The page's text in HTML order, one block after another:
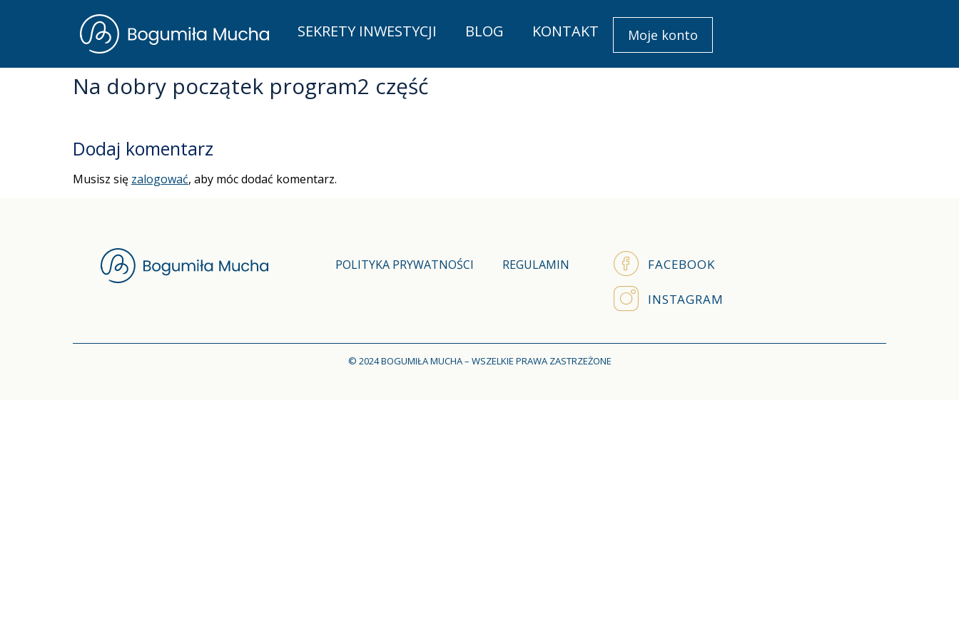
SEKRETY INWESTYCJI BLOG KONTAKT Moje konto
Na dobry początek program2 część
Dodaj komentarz
Musisz się zalogować, aby móc dodać komentarz.
POLITYKA PRYWATNOŚCI REGULAMIN FACEBOOK
INSTAGRAM
© 2024 BOGUMIŁA MUCHA – WSZELKIE PRAWA ZASTRZEŻONE